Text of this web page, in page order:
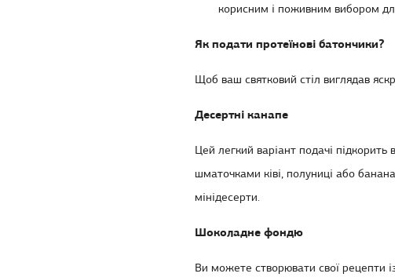
корисним і поживним вибором
Як подати протеїнові батончики?
Щоб ваш святковий стіл виглядав
Десертні канапе
Цей легкий варіант подачі
шматочками ківі, полуниці або
мінідесерти.
Шоколадне фондю
Ви можете створювати свої рецепти